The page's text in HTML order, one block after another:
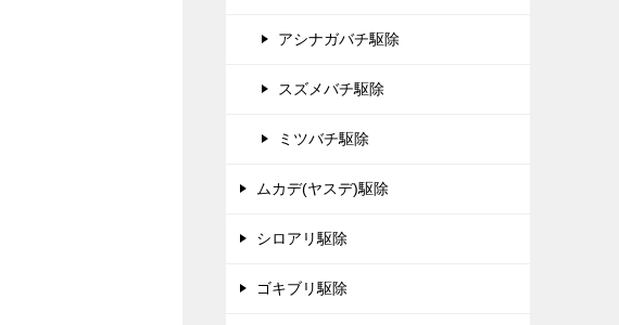
アシナガバチ駆除
スズメバチ駆除
ミツバチ駆除
ムカデ(ヤスデ)駆除
シロアリ駆除
ゴキブリ駆除